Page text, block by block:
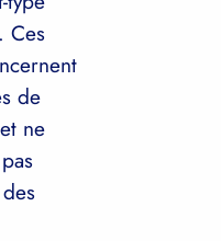
Ces
de
ne